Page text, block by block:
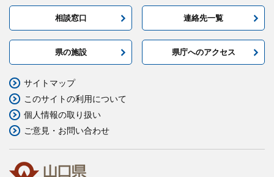
相談窓口 連絡先一覧
県の施設 県庁へのアクセス
サイトマップ
このサイトの利用について
個人情報の取り扱い
ご意見・お問い合わせ